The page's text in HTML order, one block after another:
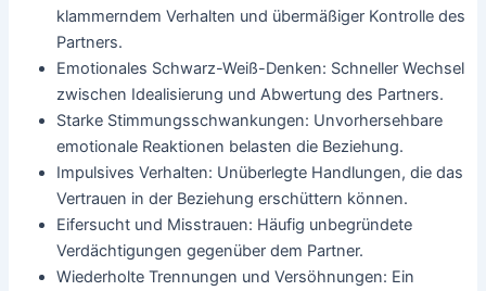
klammerndem Verhalten und übermäßiger Kontrolle des
Partners.
Emotionales Schwarz-Weiß-Denken: Schneller Wechsel
zwischen Idealisierung und Abwertung des Partners.
Starke Stimmungsschwankungen: Unvorhersehbare
emotionale Reaktionen belasten die Beziehung.
Impulsives Verhalten: Unüberlegte Handlungen, die das
Vertrauen in der Beziehung erschüttern können.
Eifersucht und Misstrauen: Häufig unbegründete
Verdächtigungen gegenüber dem Partner.
Wiederholte Trennungen und Versöhnungen: Ein